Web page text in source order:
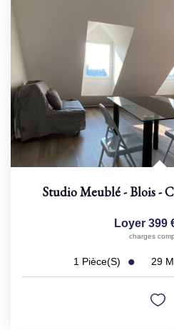
Studio Meublé - Blois -
Loyer 399
charges
1 Pièce(s) 29